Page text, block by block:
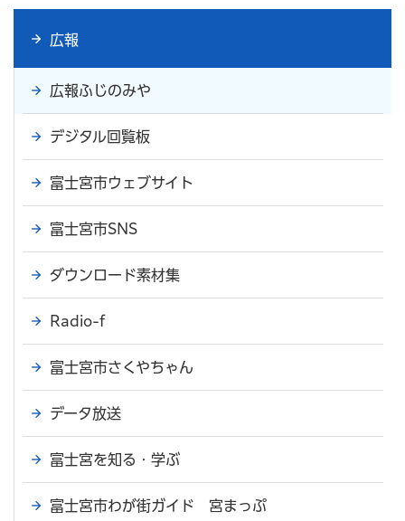
広報
広報ふじのみや
デジタル回覧板
富士宮市ウェブサイト
富士宮市SNS
ダウンロード素材集
Radio-f
富士宮市さくやちゃん
データ放送
富士宮を知る・学ぶ
富士宮市わが街ガイド 宮まっぷ